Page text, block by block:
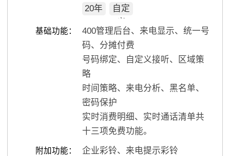
20年
自定
义
基础功能：
400管理后台、来电显示、统一号
码、分摊付费
号码绑定、自定义接听、区域策
略
时间策略、来电分析、黑名单、
密码保护
实时消费明细、实时通话清单共
十三项免费功能。
附加功能： 企业彩铃、来电提示彩铃